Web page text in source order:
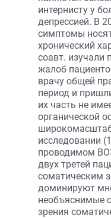
интернисту у
депрессией. В
симптомы
хронический
соавт. изучали
жалоб
врачу общей
период и
их часть не
органической
исследовании
проводимом
двух третей
соматическим
доминируют
необъяснимые
зрения